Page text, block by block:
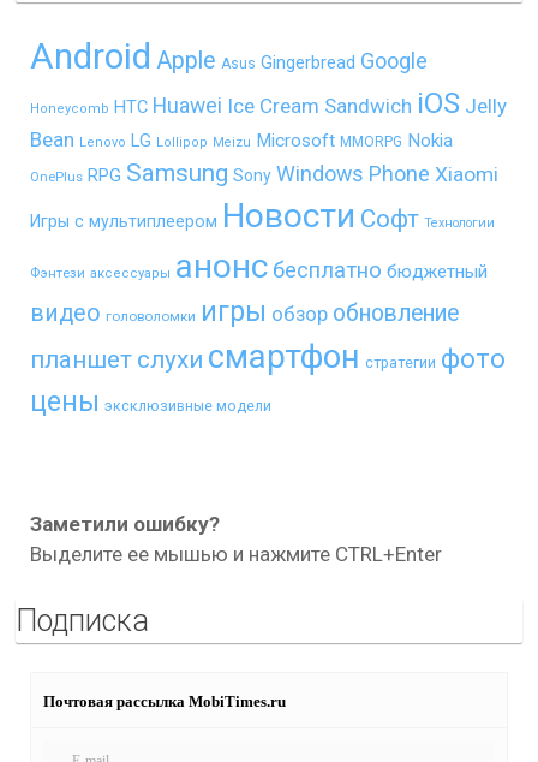
Android Apple Asus Gingerbread Google
Honeycomb HTC Huawei Ice Cream Sandwich iOS Jelly
Bean Lenovo LG Lollipop Meizu Microsoft MMORPG Nokia
OnePlus RPG Samsung Sony Windows Phone Xiaomi
Игры с мультиплеером Новости Софт Технологии
Фэнтези аксессуары анонс бесплатно бюджетный
видео головоломки игры обзор обновление
планшет слухи смартфон стратегии фото
цены эксклюзивные модели
Заметили ошибку?
Выделите ее мышью и нажмите CTRL+Enter
Подписка
Почтовая рассылка MobiTimes.ru